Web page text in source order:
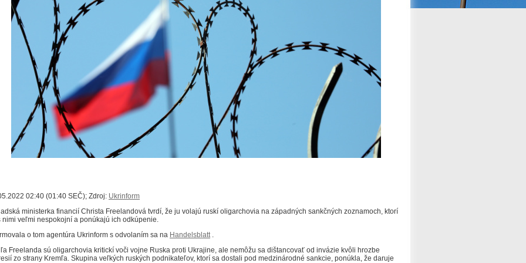
02:40 (01:40 SEČ); Zdroj: Ukrinform
ministerka financií Christa Freelandová tvrdí, že ju volajú ruskí oligarchovia na západných sankčných zoznamoch, ktorí
nimi veľmi nespokojní a ponúkajú ich odkúpenie.
o tom agentúra Ukrinform s odvolaním sa na Handelsblatt.
Freelanda sú oligarchovia kritickí voči vojne Ruska proti Ukrajine, ale nemôžu sa dištancovať od invázie kvôli hrozbe
zo strany Kremľa. Skupina veľkých ruských podnikateľov, ktorí sa dostali pod medzinárodné sankcie, ponúkla, že daruje